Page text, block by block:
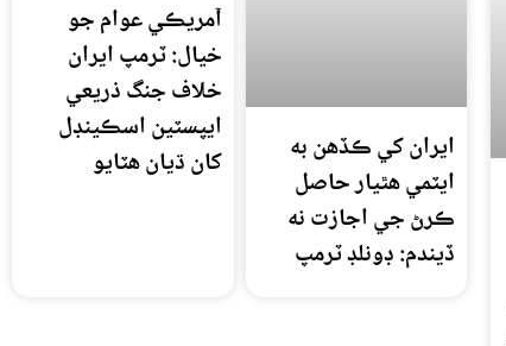
ايران کي ڪڏهن به
ايٽمي هٿيار حاصل
ڪرڻ جي اجازت نه
ڏيندم: ڊونلڊ ٽرمپ
آمريڪي عوام جو
خيال: ٽرمپ ايران
خلاف جنگ ذريعي
ايپسٽين اسڪينڊل
کان ڌيان هٽايو